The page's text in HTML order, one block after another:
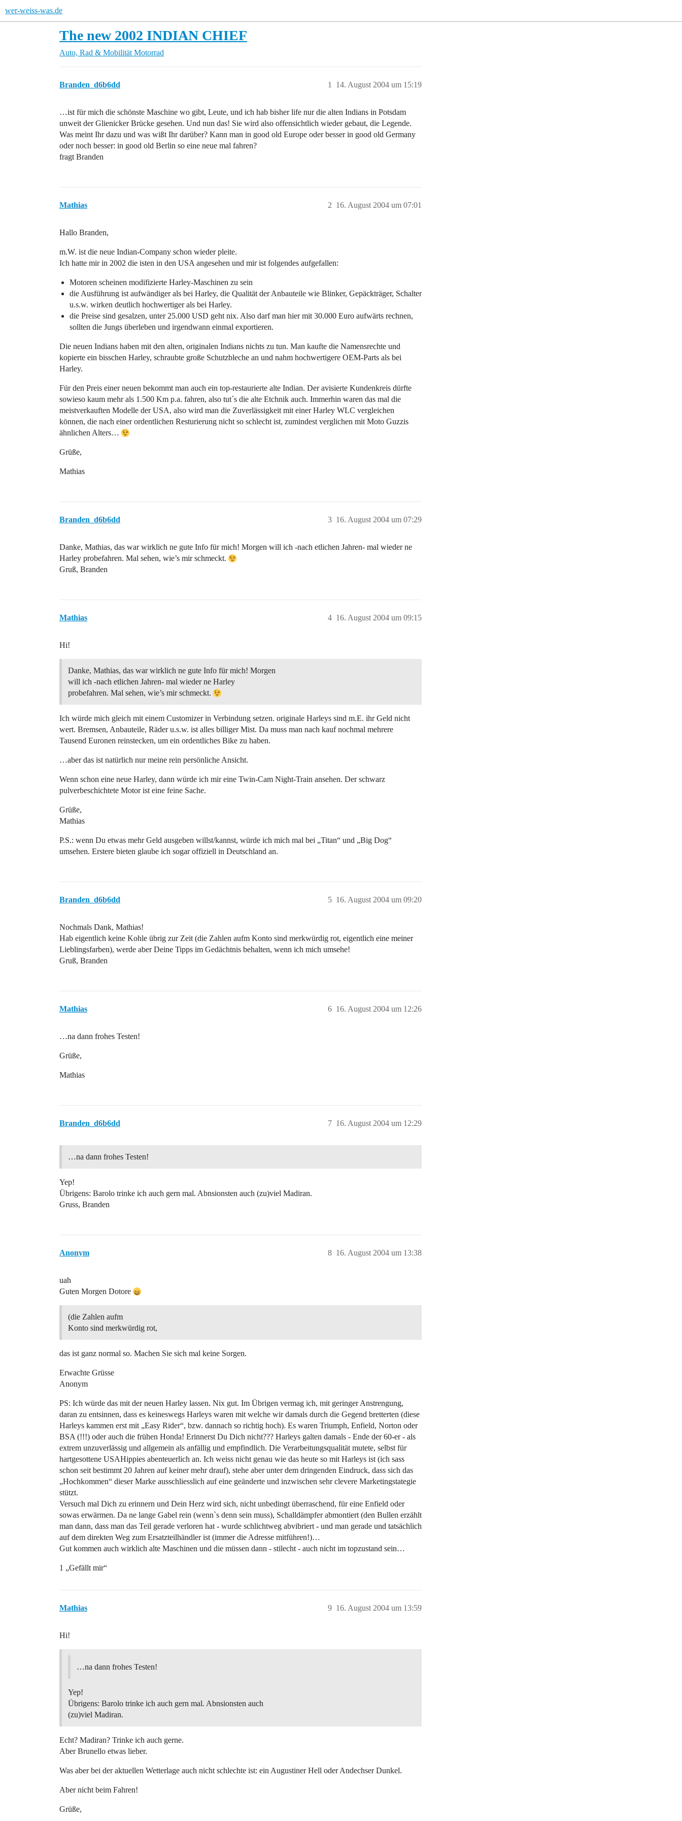
wer-weiss-was.de
The new 2002 INDIAN CHIEF
Auto, Rad & Mobilität Motorrad
Branden_d6b6dd 14. August 2004 um 15:19
1
…ist für mich die schönste Maschine wo gibt, Leute, und ich hab bisher life nur die alten Indians in Potsdam
unweit der Glienicker Brücke gesehen. Und nun das! Sie wird also offensichtlich wieder gebaut, die Legende.
Was meint Ihr dazu und was wißt Ihr darüber? Kann man in good old Europe oder besser in good old Germany
oder noch besser: in good old Berlin so eine neue mal fahren?
fragt Branden
Mathias 16. August 2004 um 07:01
2
Hallo Branden,
m.W. ist die neue Indian-Company schon wieder pleite.
Ich hatte mir in 2002 die isten in den USA angesehen und mir ist folgendes aufgefallen:
Motoren scheinen modifizierte Harley-Maschinen zu sein
die Ausführung ist aufwändiger als bei Harley, die Qualität der Anbauteile wie Blinker, Gepäckträger, Schalter
u.s.w. wirken deutlich hochwertiger als bei Harley.
die Preise sind gesalzen, unter 25.000 USD geht nix. Also darf man hier mit 30.000 Euro aufwärts rechnen,
sollten die Jungs überleben und irgendwann einmal exportieren.
Die neuen Indians haben mit den alten, originalen Indians nichts zu tun. Man kaufte die Namensrechte und
kopierte ein bisschen Harley, schraubte große Schutzbleche an und nahm hochwertigere OEM-Parts als bei
Harley.
Für den Preis einer neuen bekommt man auch ein top-restaurierte alte Indian. Der avisierte Kundenkreis dürfte
sowieso kaum mehr als 1.500 Km p.a. fahren, also tut´s die alte Etchnik auch. Immerhin waren das mal die
meistverkauften Modelle der USA, also wird man die Zuverlässigkeit mit einer Harley WLC vergleichen
können, die nach einer ordentlichen Resturierung nicht so schlecht ist, zumindest verglichen mit Moto Guzzis
ähnlichen Alters…
Grüße,
Mathias
Branden_d6b6dd 16. August 2004 um 07:29
3
Danke, Mathias, das war wirklich ne gute Info für mich! Morgen will ich -nach etlichen Jahren- mal wieder ne
Harley probefahren. Mal sehen, wie’s mir schmeckt.
Gruß, Branden
Mathias 16. August 2004 um 09:15
4
Hi!
Danke, Mathias, das war wirklich ne gute Info für mich! Morgen
will ich -nach etlichen Jahren- mal wieder ne Harley
probefahren. Mal sehen, wie’s mir schmeckt.
Ich würde mich gleich mit einem Customizer in Verbindung setzen. originale Harleys sind m.E. ihr Geld nicht
wert. Bremsen, Anbauteile, Räder u.s.w. ist alles billiger Mist. Da muss man nach kauf nochmal mehrere
Tausend Euronen reinstecken, um ein ordentliches Bike zu haben.
…aber das ist natürlich nur meine rein persönliche Ansicht.
Wenn schon eine neue Harley, dann würde ich mir eine Twin-Cam Night-Train ansehen. Der schwarz
pulverbeschichtete Motor ist eine feine Sache.
Grüße,
Mathias
P.S.: wenn Du etwas mehr Geld ausgeben willst/kannst, würde ich mich mal bei „Titan“ und „Big Dog“
umsehen. Erstere bieten glaube ich sogar offiziell in Deutschland an.
Branden_d6b6dd 16. August 2004 um 09:20
5
Nochmals Dank, Mathias!
Hab eigentlich keine Kohle übrig zur Zeit (die Zahlen aufm Konto sind merkwürdig rot, eigentlich eine meiner
Lieblingsfarben), werde aber Deine Tipps im Gedächtnis behalten, wenn ich mich umsehe!
Gruß, Branden
Mathias 16. August 2004 um 12:26
6
…na dann frohes Testen!
Grüße,
Mathias
Branden_d6b6dd 16. August 2004 um 12:29
7
…na dann frohes Testen!
Yep!
Übrigens: Barolo trinke ich auch gern mal. Abnsionsten auch (zu)viel Madiran.
Gruss, Branden
Anonym 16. August 2004 um 13:38
8
uah
Guten Morgen Dotore
(die Zahlen aufm
Konto sind merkwürdig rot,
das ist ganz normal so. Machen Sie sich mal keine Sorgen.
Erwachte Grüsse
Anonym
PS: Ich würde das mit der neuen Harley lassen. Nix gut. Im Übrigen vermag ich, mit geringer Anstrengung,
daran zu entsinnen, dass es keineswegs Harleys waren mit welche wir damals durch die Gegend bretterten (diese
Harleys kammen erst mit „Easy Rider“, bzw. dannach so richtig hoch). Es waren Triumph, Enfield, Norton oder
BSA (!!!) oder auch die frühen Honda! Erinnerst Du Dich nicht??? Harleys galten damals - Ende der 60-er - als
extrem unzuverlässig und allgemein als anfällig und empfindlich. Die Verarbeitungsqualität mutete, selbst für
hartgesottene USAHippies abenteuerlich an. Ich weiss nicht genau wie das heute so mit Harleys ist (ich sass
schon seit bestimmt 20 Jahren auf keiner mehr drauf), stehe aber unter dem dringenden Eindruck, dass sich das
„Hochkommen“ dieser Marke ausschliesslich auf eine geänderte und inzwischen sehr clevere Marketingstategie
stützt.
Versuch mal Dich zu erinnern und Dein Herz wird sich, nicht unbedingt überraschend, für eine Enfield oder
sowas erwärmen. Da ne lange Gabel rein (wenn`s denn sein muss), Schalldämpfer abmontiert (den Bullen erzählt
man dann, dass man das Teil gerade verloren hat - wurde schlichtweg abvibriert - und man gerade und tatsächlich
auf dem direkten Weg zum Ersatzteilhändler ist (immer die Adresse mitführen!)…
Gut kommen auch wirklich alte Maschinen und die müssen dann - stilecht - auch nicht im topzustand sein…
1 „Gefällt mir“
Mathias 16. August 2004 um 13:59
9
Hi!
…na dann frohes Testen!
Yep!
Übrigens: Barolo trinke ich auch gern mal. Abnsionsten auch
(zu)viel Madiran.
Echt? Madiran? Trinke ich auch gerne.
Aber Brunello etwas lieber.
Was aber bei der aktuellen Wetterlage auch nicht schlechte ist: ein Augustiner Hell oder Andechser Dunkel.
Aber nicht beim Fahren!
Grüße,